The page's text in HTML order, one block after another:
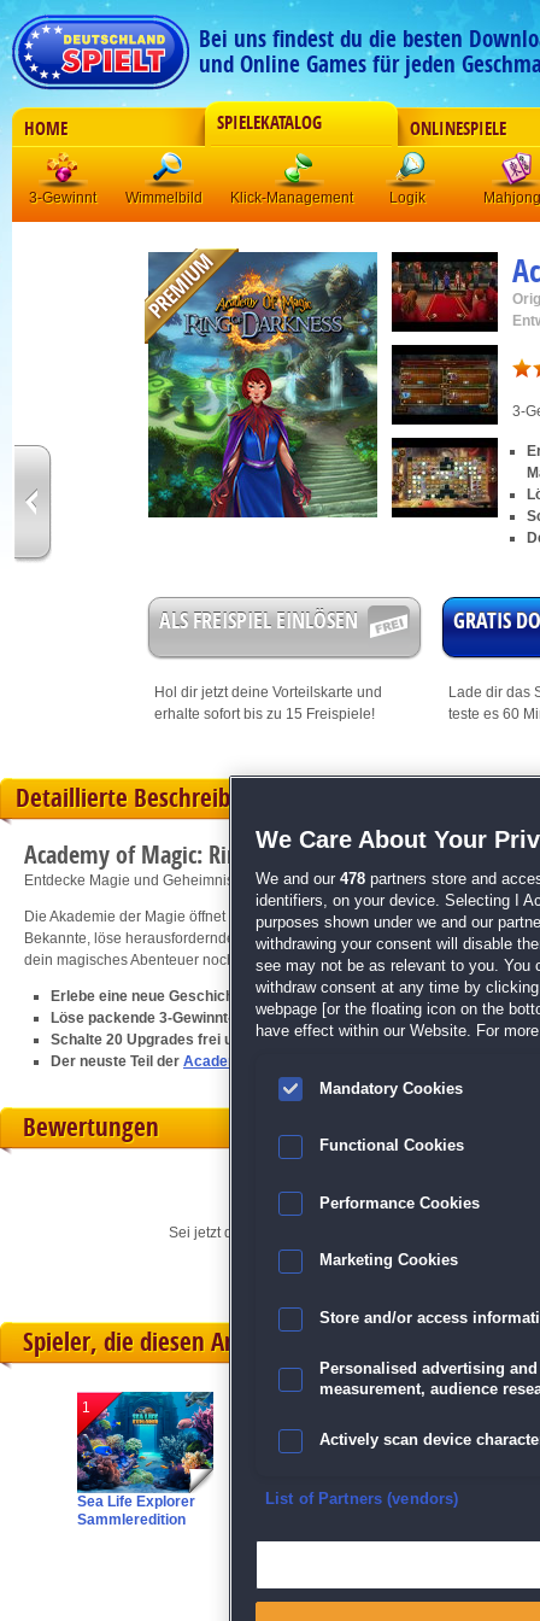
Bei uns findest du die besten
und Online Games für jeden
HOME SPIELEKATALOG ONLINESPIELE
3-Gewinnt Wimmelbild Klick-Management Logik Mahjong
3-
ALS FREISPIEL EINLÖSEN
Hol dir jetzt deine Vorteilskarte und
erhalte sofort bis zu 15 Freispiele!
GRATIS
Lade dir das
teste es 60
Detaillierte Beschreibung
Academy of Magic: Ring of Darkness
Entdecke Magie und Geheimnisse in der Akademie der Zauberer.
Die Akademie der Magie öffnet ihre Tore für neue Schüler. Erforsche mit
Bekannte, löse herausfordernde 3-Gewinnt-Rätsel und entdecke das
dein magisches Abenteuer noch heute und entdecke das Schicksal, das in dir
Erlebe eine neue Geschichte aus den Anfängen der Akademie der
Löse packende 3-Gewinnt-Rätsel und sammle magische Ressourcen
Schalte 20 Upgrades frei und begleite die Helden durch fünf Kapitel
Der neuste Teil der Academy of Magic
Bewertungen
Sei jetzt der Erste, der seine persönliche Meinung für
Spieler, die diesen Artikel gekauft haben, spielten
1
Sea Life Explorer
Sammleredition
Adventure Trip: Jixo 5:
We Care About Your
We and our 478 partners store and
identifiers, on your device. Selecting I
purposes shown under we and our
withdrawing your consent will disable
see may not be as relevant to you. You
withdraw consent at any time by
webpage [or the floating icon on the
have effect within our Website. For
Mandatory Cookies
Functional Cookies
Performance Cookies
Marketing Cookies
Store and/or access
Personalised advertising
measurement, audience
Actively scan device
Ensure security, prevent
List of Partners (vendors)